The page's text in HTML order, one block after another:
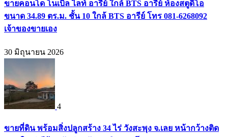
ขายคอนโด โนเบิล ไลท์ อารีย์ ใกล้ BTS อารีย์ ห้องสตูดิโอ
ขนาด 34.89 ตร.ม. ชั้น 10 ใกล้ BTS อารีย์ โทร 081-6268092
เจ้าของขายเอง
30 มิถุนายน 2026
4
ขายที่ดิน พร้อมสิ่งปลูกสร้าง 34 ไร่ วังสะพุง จ.เลย หน้ากว้างติด